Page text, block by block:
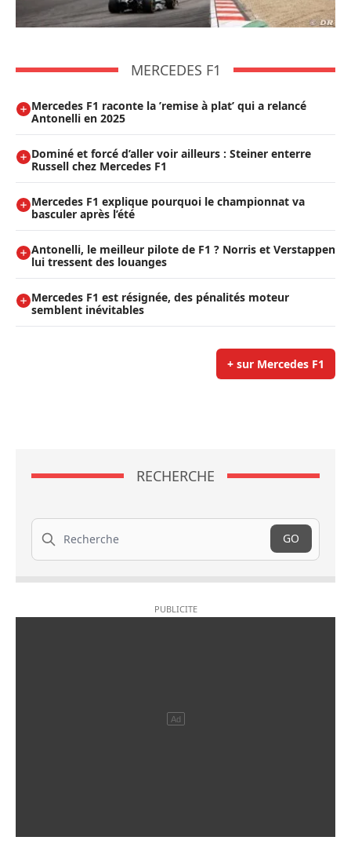
MERCEDES F1
Mercedes F1 raconte la ’remise à plat’ qui a relancé
Antonelli en 2025
Dominé et forcé d’aller voir ailleurs : Steiner enterre
Russell chez Mercedes F1
Mercedes F1 explique pourquoi le championnat va
basculer après l’été
Antonelli, le meilleur pilote de F1 ? Norris et Verstappen
lui tressent des louanges
Mercedes F1 est résignée, des pénalités moteur
semblent inévitables
+ sur Mercedes F1
RECHERCHE
Recherche
GO